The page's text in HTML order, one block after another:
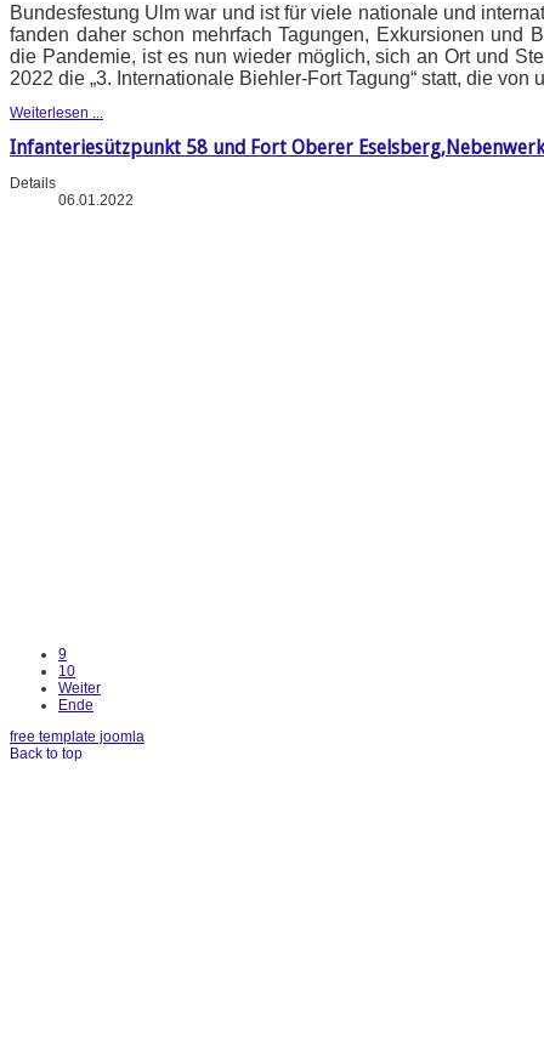
Bundesfestung Ulm war und ist für viele nationale und
fanden daher schon mehrfach Tagungen, Exkursionen und
die Pandemie, ist es nun wieder möglich, sich an Ort und
2022 die „3. Internationale Biehler-Fort Tagung“ statt, die von
Weiterlesen ...
Infanteriesützpunkt 58 und Fort Oberer
Details
06.01.2022
9
10
Weiter
Ende
free template joomla
Back to top